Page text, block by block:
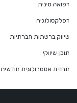
רפואה סינית
רפלקסולוגיה
שיווק ברשתות חברתיות
תוכן שיווקי
תחזית אסטרולוגית חודשית